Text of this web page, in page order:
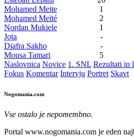
Mohamed Meite
1
Mohamed Meïté
2
Nordan Mukiele
1
Jota
-
Diafra Sakho
-
Mousa Tamari
5
Naslovnica Novice 1. SNL Rezultati in
Fokus Komentar Intervju Portret Skavt
Nogomania.com
Vse ostalo je nepomembno.
Portal www.nogomania.com je eden